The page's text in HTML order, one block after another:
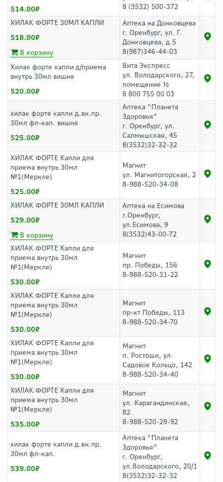
514.00
8 (3532) 500-372
ХИЛАК ФОРТЕ 30МЛ КАПЛИ
518.00
В корзину
Аптека на Донковцева
г. Оренбург, ул. Г.
Донковцева, д.5
8(987)346-44-03
Хилак форте капли д/приема
внутрь 30мл вишня
520.00
Вита Экспресс
ул. Володарского, 27,
помещение ½
8 800 755 00 03
хилак форте капли д.вн.пр.
30мл фл-кап. вишня
525.00
Аптека "Планета
Здоровья"
г. Оренбург, ул.
Салмышская, 45
8(3532)32-32-32
ХИЛАК ФОРТЕ Капли для
приема внутрь 30мл
№1(Меркле)
525.00
Магнит
ул. Магнитогорская, 2
8-988-520-34-08
ХИЛАК ФОРТЕ 30МЛ КАПЛИ
529.00
В корзину
Аптека на Есимова
г.Оренбург,
ул.Есимова, 9
8(3532)43-00-72
ХИЛАК ФОРТЕ Капли для
приема внутрь 30мл
№1(Меркле)
530.00
Магнит
пр. Победы, 156
8-988-520-31-22
ХИЛАК ФОРТЕ Капли для
приема внутрь 30мл
№1(Меркле)
530.00
Магнит
пр-кт Победы, 113
8-988-520-34-70
ХИЛАК ФОРТЕ Капли для
приема внутрь 30мл
№1(Меркле)
530.00
Магнит
п. Ростоши, ул.
Садовое Кольцо, 142
8-988-520-34-40
ХИЛАК ФОРТЕ Капли для
приема внутрь 30мл
№1(Меркле)
535.00
Магнит
ул. Карагандинская,
82
8-988-520-29-92
хилак форте капли д.вн.пр.
30мл фл-кап.
539.00
Аптека "Планета
Здоровья"
г. Оренбург,
ул.Володарского, 20/1
8(3532)32-32-32